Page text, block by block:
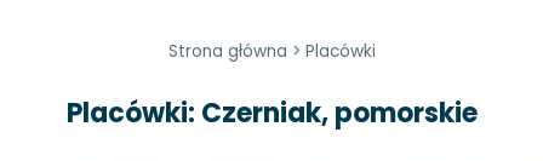
Strona główna > Placówki
Placówki: Czerniak, pomorskie